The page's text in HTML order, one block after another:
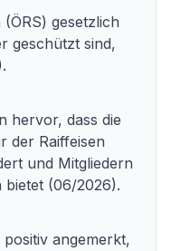
gesetzlich
geschützt sind,
hervor, dass die
der Raiffeisen
und Mitgliedern
bietet (06/2026).
angemerkt,